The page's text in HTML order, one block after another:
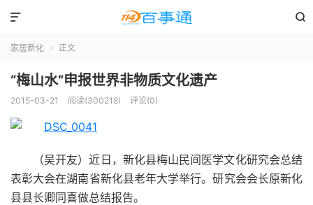


家居新化  正文
“梅山水”申报世界非物质文化遗产
2015-03-21 阅读(300218) 评论(0)
（吴开友）近日，新化县梅山民间医学文化研究会总结
表彰大会在湖南省新化县老年大学举行。研究会会长原新化
县县长卿同喜做总结报告。